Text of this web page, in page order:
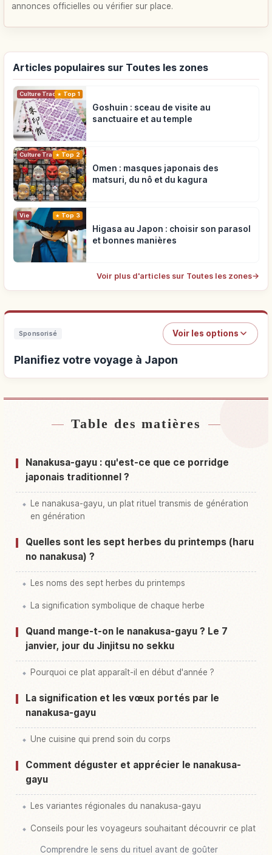
annonces officielles ou vérifier sur place.
Articles populaires sur Toutes les zones
Culture Traditionnelle
Top 1
Goshuin : sceau de visite au
sanctuaire et au temple
Culture Traditionnelle
Top 2
Omen : masques japonais des
matsuri, du nô et du kagura
Vie Top 3
Higasa au Japon : choisir son parasol
et bonnes manières
Voir plus d'articles sur Toutes les zones→
Sponsorisé Voir les options
Planifiez votre voyage à Japon
Hébergements près de Japon
Activités à Japon ↗
Table des matières
Nanakusa-gayu : qu'est-ce que ce porridge
japonais traditionnel ?
Le nanakusa-gayu, un plat rituel transmis de génération
en génération
Quelles sont les sept herbes du printemps (haru
no nanakusa) ?
Les noms des sept herbes du printemps
La signification symbolique de chaque herbe
Quand mange-t-on le nanakusa-gayu ? Le 7
janvier, jour du Jinjitsu no sekku
Pourquoi ce plat apparaît-il en début d'année ?
La signification et les vœux portés par le
nanakusa-gayu
Une cuisine qui prend soin du corps
Comment déguster et apprécier le nanakusa-
gayu
Les variantes régionales du nanakusa-gayu
Conseils pour les voyageurs souhaitant découvrir ce plat
Comprendre le sens du rituel avant de goûter